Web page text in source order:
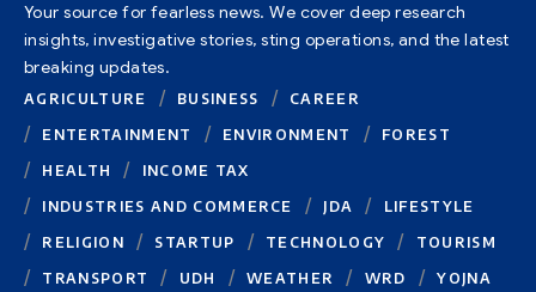
Your source for fearless news. We cover deep research
insights, investigative stories, sting operations, and the latest
breaking updates.
AGRICULTURE BUSINESS
CAREER
ENTERTAINMENT
ENVIRONMENT
FOREST
HEALTH
INCOME TAX
INDUSTRIES AND COMMERCE
JDA
LIFESTYLE
RELIGION
STARTUP TECHNOLOGY
TOURISM
TRANSPORT
UDH WEATHER WRD
YOJNA